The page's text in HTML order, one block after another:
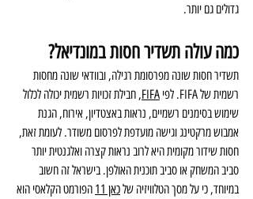
גדולים גם יותר.
כמה עולה תשדיר חסות במונדיאל?
תשדיר חסות שונה מפרסומת רגילה, ובוודאי שונה מחסות
רשמית של FIFA. לפי
FIFA, חבילת זכויות רשמית יכולה לכלול
שימוש בסימנים רשמיים, נראות באצטדיון, אירוח, הגנת
אמבוש מרקטינג וגישה מועדפת לפרסום משודר. לעומת זאת,
חסות שידור מקומית היא לרוב נראות קצרה ואלגנטית יותר
סביב המשחק או סביב תוכנית האולפן. בישראל זה חשוב
במיוחד, כי על מסך הטלוויזיה של כאן 11
הפורמט הקלאסי הוא